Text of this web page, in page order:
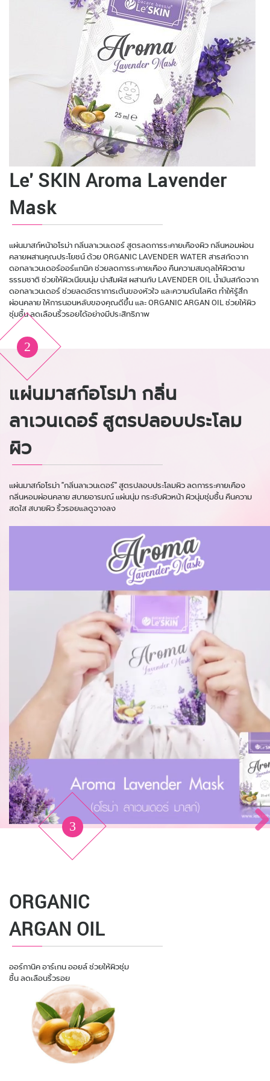
Le' SKIN Aroma Lavender
Mask
แผ่นมาสก์หน้าอโรม่า กลิ่นลาเวนเดอร์ สูตรลดการระคายเคืองผิว กลิ่นหอมผ่อน
คลายผสานคุณประโยชน์ ด้วย ORGANIC LAVENDER WATER สารสกัดจาก
ดอกลาเวนเดอร์ออร์แกนิค ช่วยลดการระคายเคือง คืนความสมดุลให้ผิวตาม
ธรรมชาติ ช่วยให้ผิวเนียนนุ่ม น่าสัมผัส ผสานกับ LAVENDER OIL น้ำมันสกัดจาก
ดอกลาเวนเดอร์ ช่วยลดอัตราการเต้นของหัวใจ และความดันโลหิต ทำให้รู้สึก
ผ่อนคลาย ให้การนอนหลับของคุณดีขึ้น และ ORGANIC ARGAN OIL ช่วยให้ผิว
ชุ่มชื้น ลดเลือนริ้วรอยได้อย่างมีประสิทธิภาพ
2
แผ่นมาสก์อโรม่า กลิ่น
ลาเวนเดอร์ สูตรปลอบประโลม
ผิว
แผ่นมาสก์อโรม่า "กลิ่นลาเวนเดอร์" สูตรปลอบประโลมผิว ลดการระคายเคือง
กลิ่นหอมผ่อนคลาย สบายอารมณ์ แผ่นนุ่ม กระชับผิวหน้า ผิวนุ่มชุ่มชื้น คืนความ
สดใส สบายผิว ริ้วรอยแลดูจางลง
3
ORGANIC
LAVENDER
สารสกัดจากดอกลาเวนเดอร์ออร์แกนิค
ช่วยลดการระคายเคือง คืนความสมดุล
ให้ผิวตามธรรมชาติ ให้ผิวเนียนนุ่ม
LAVENDER
OIL
น้ำมันสกัดจากดอกลาเวนเดอร์ ช่วยลด
อัตรา การเต้นของหัวใจและความดัน
โลหิต ทำให้ รู้สึกผ่อนคลาย ส่งผลให้การ
นอนหลับดีขึ้น
ORGANIC
ARGAN OIL
ออร์กานิค อาร์เกน ออยล์ ช่วยให้ผิวชุ่ม
ชื้น ลดเลือนริ้วรอย